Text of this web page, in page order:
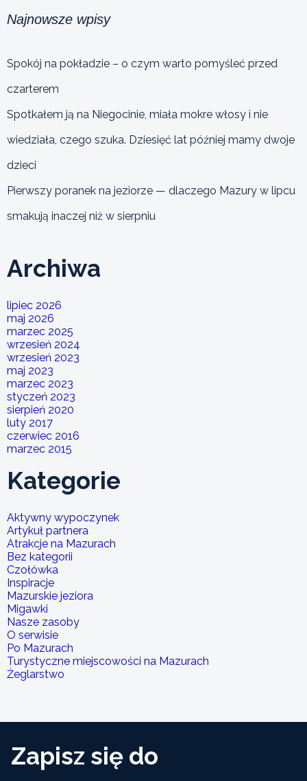
Najnowsze wpisy
Spokój na pokładzie – o czym warto pomyśleć przed
czarterem
Spotkałem ją na Niegocinie, miała mokre włosy i nie
wiedziała, czego szuka. Dziesięć lat później mamy dwoje
dzieci
Pierwszy poranek na jeziorze — dlaczego Mazury w lipcu
smakują inaczej niż w sierpniu
Archiwa
lipiec 2026
maj 2026
marzec 2025
wrzesień 2024
wrzesień 2023
maj 2023
marzec 2023
styczeń 2023
sierpień 2020
luty 2017
czerwiec 2016
marzec 2015
Kategorie
Aktywny wypoczynek
Artykuł partnera
Atrakcje na Mazurach
Bez kategorii
Czołówka
Inspiracje
Mazurskie jeziora
Migawki
Nasze zasoby
O serwisie
Po Mazurach
Turystyczne miejscowości na Mazurach
Żeglarstwo
Zapisz się do